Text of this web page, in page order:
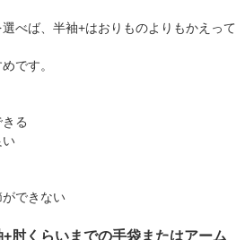
選べば、半袖+はおりものよりもかえって
です。
る
い
できない
くらいまでの手袋またはアーム